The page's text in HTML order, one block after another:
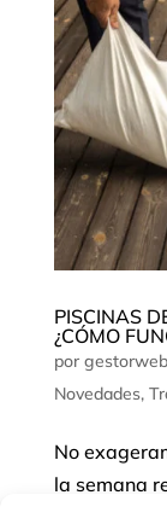
PISCINAS
¿CÓMO
por gestorweb
Novedades,
No
la semana